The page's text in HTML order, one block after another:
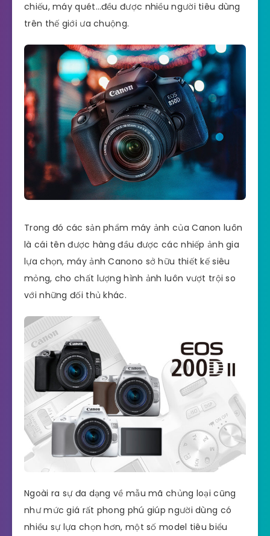
chiếu, máy quét…đều được nhiều người tiêu dùng
trên thế giới ưa chuộng.
Trong đó các sản phẩm máy ảnh của Canon luôn
là cái tên được hàng đầu được các nhiếp ảnh gia
lựa chọn, máy ảnh Canono sở hữu thiết kế siêu
mỏng, cho chất lượng hình ảnh luôn vượt trội so
với những đối thủ khác.
Ngoài ra sự đa dạng về mẫu mã chủng loại cũng
như mức giá rất phong phú giúp người dùng có
nhiều sự lựa chọn hơn, một số model tiêu biểu